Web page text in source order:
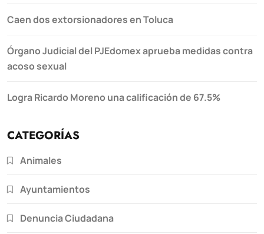
Caen dos extorsionadores en Toluca
Órgano Judicial del PJEdomex aprueba medidas contra
acoso sexual
Logra Ricardo Moreno una calificación de 67.5%
CATEGORÍAS
Animales
Ayuntamientos
Denuncia Ciudadana